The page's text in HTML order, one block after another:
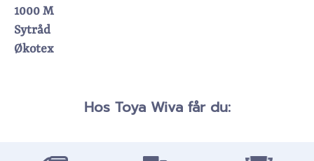
1000 M
Sytråd
Økotex
Hos Toya Wiva får du: